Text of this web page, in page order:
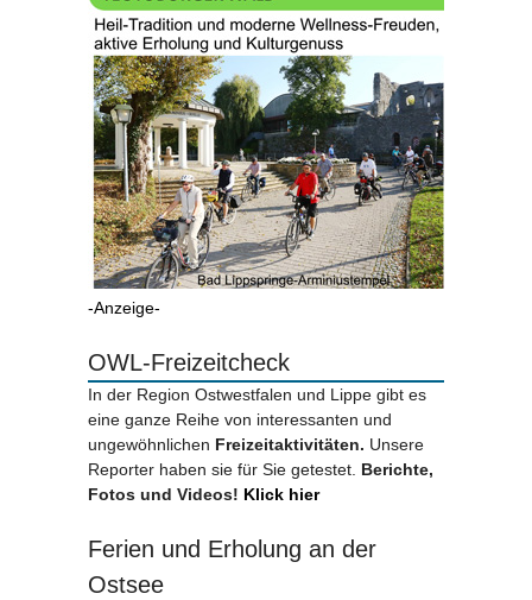
-Anzeige-
OWL-Freizeitcheck
In der Region Ostwestfalen und Lippe gibt es
eine ganze Reihe von interessanten und
ungewöhnlichen Freizeitaktivitäten. Unsere
Reporter haben sie für Sie getestet. Berichte,
Fotos und Videos! Klick hier
Ferien und Erholung an der
Ostsee